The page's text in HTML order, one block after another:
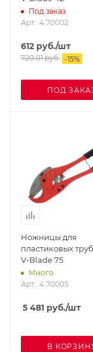
Под заказ
Арт.: 4.70002
612 руб./шт
720.01руб. -15%
ПОД
Ножницы для
пластиковых труб
V-Blade 75
Много
Арт.: 4.70005
5 481 руб./шт
В